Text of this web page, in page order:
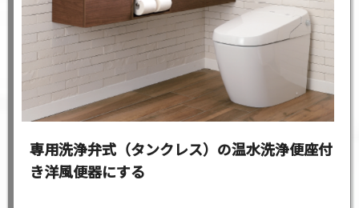
専用洗浄弁式（タンクレス）の温水洗浄便座付
き洋風便器にする